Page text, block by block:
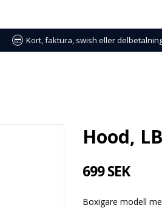
Kort, faktura, swish eller
Hood,
699 SEK
Boxigare modell